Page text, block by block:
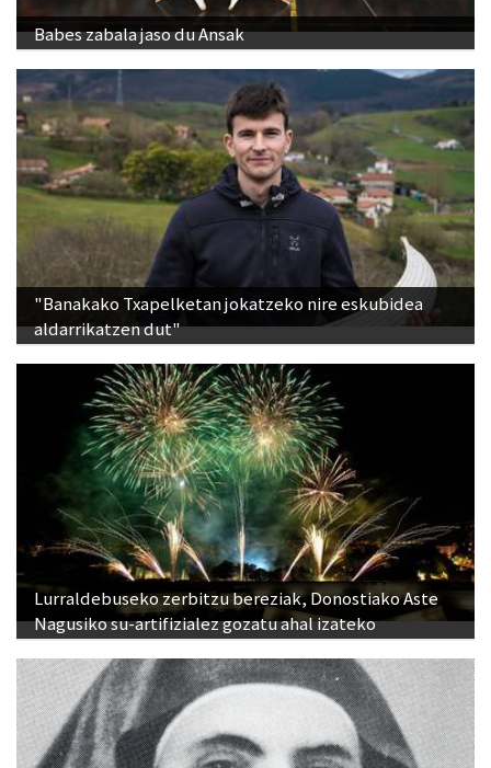
"Banakako Txapelketan jokatzeko nire eskubidea
aldarrikatzen dut"
Lurraldebuseko zerbitzu bereziak, Donostiako Aste
Nagusiko su-artifizialez gozatu ahal izateko